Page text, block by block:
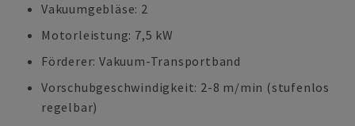
Vakuumgebläse: 2
Motorleistung: 7,5 kW
Förderer: Vakuum-Transportband
Vorschubgeschwindigkeit: 2-8 m/min (stufenlos
regelbar)